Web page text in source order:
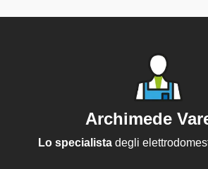
Archimede
Lo specialistadegli